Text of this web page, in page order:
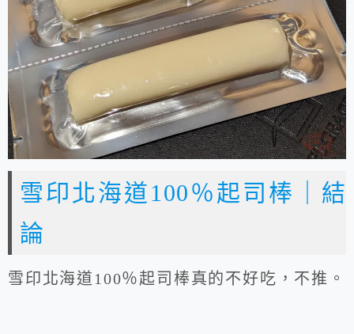
雪印北海道100％起司棒｜結
論
雪印北海道100％起司棒真的不好吃，不推。